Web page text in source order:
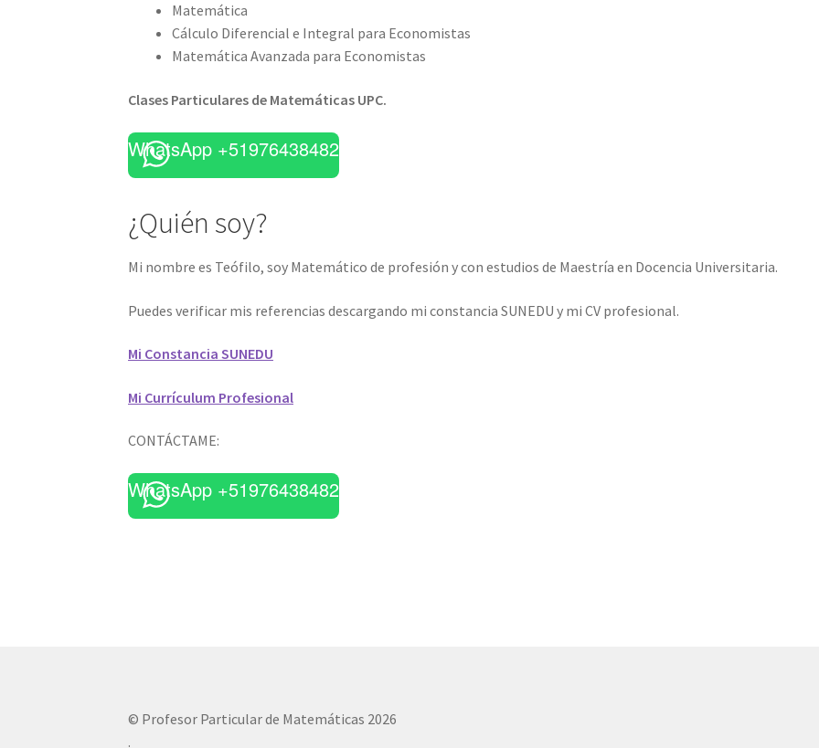
Matemática
Cálculo Diferencial e Integral para Economistas
Matemática Avanzada para Economistas
Clases Particulares de Matemáticas UPC.
WhatsApp +51976438482
¿Quién soy?
Mi nombre es Teófilo, soy Matemático de profesión y con estudios de Maestría en Docencia Universitaria.
Puedes verificar mis referencias descargando mi constancia SUNEDU y mi CV profesional.
Mi Constancia SUNEDU
Mi Currículum Profesional
CONTÁCTAME:
WhatsApp +51976438482
© Profesor Particular de Matemáticas 2026
.